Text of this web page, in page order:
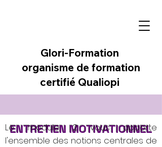
Glori-Formation
organisme de formation
certifié Qualiopi
ENTRETIEN MOTIVATIONNEL
Le module 2 vous apporte
l'ensemble des notions centrales de